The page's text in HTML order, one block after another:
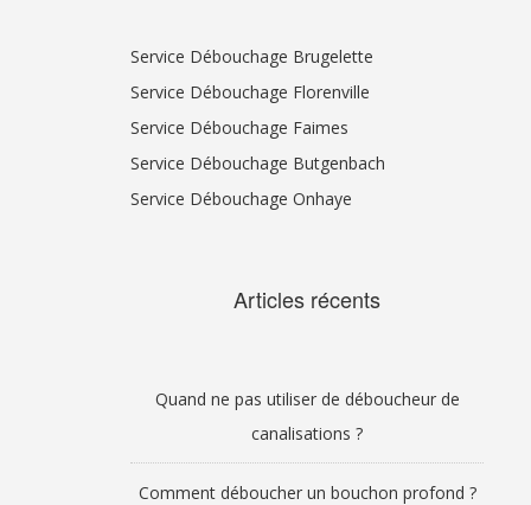
Service Débouchage Brugelette
Service Débouchage Florenville
Service Débouchage Faimes
Service Débouchage Butgenbach
Service Débouchage Onhaye
Articles récents
Quand ne pas utiliser de déboucheur de
canalisations ?
Comment déboucher un bouchon profond ?